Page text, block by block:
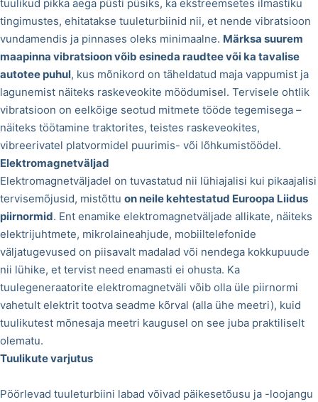
tuulikud pikka aega püsti püsiks, ka ekstreemsetes ilmastiku
tingimustes, ehitatakse tuuleturbiinid nii, et nende vibratsioon
vundamendis ja pinnases oleks minimaalne. Märksa suurem
maapinna vibratsioon võib esineda raudtee või ka tavalise
autotee puhul, kus mõnikord on täheldatud maja vappumist ja
lagunemist näiteks raskeveokite möödumisel. Tervisele ohtlik
vibratsioon on eelkõige seotud mitmete tööde tegemisega –
näiteks töötamine traktorites, teistes raskeveokites,
vibreerivatel platvormidel puurimis- või lõhkumistöödel.
Elektromagnetväljad
Elektromagnetväljadel on tuvastatud nii lühiajalisi kui pikaajalisi
tervisemõjusid, mistõttu on neile kehtestatud Euroopa Liidus
piirnormid. Ent enamike elektromagnetväljade allikate, näiteks
elektrijuhtmete, mikrolaineahjude, mobiiltelefonide
väljatugevused on piisavalt madalad või nendega kokkupuude
nii lühike, et tervist need enamasti ei ohusta. Ka
tuulegeneraatorite elektromagnetväli võib olla üle piirnormi
vahetult elektrit tootva seadme kõrval (alla ühe meetri), kuid
tuulikutest mõnesaja meetri kaugusel on see juba praktiliselt
olematu.
Tuulikute varjutus
Pöörlevad tuuleturbiini labad võivad päikesetõusu ja -loojangu